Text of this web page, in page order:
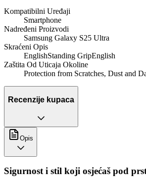
Kompatibilni Uređaji
Smartphone
Nadređeni Proizvodi
Samsung Galaxy S25 Ultra
Skraćeni Opis
EnglishStanding GripEnglish
Zaštita Od Uticaja Okoline
Protection from Scratches, Dust and
Recenzije kupaca
Opis
Sigurnost i stil koji osjećaš pod